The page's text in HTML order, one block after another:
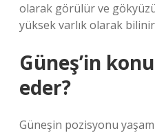
olarak görülür ve
yüksek varlık olarak
Güneş’in
eder?
Güneşin pozisyonu